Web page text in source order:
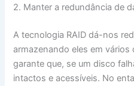
2. Manter a redundância de
A tecnologia RAID dá-nos
armazenando eles em
garante que, se um disco
intactos e acessíveis. No